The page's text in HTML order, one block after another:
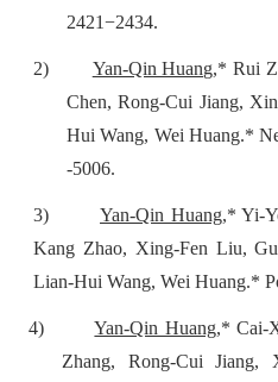
2421−2434.
2) Yan-Qin Huang,* Rui
Chen, Rong-Cui Jiang,
Hui Wang, Wei Huang.*
-5006.
3) Yan-Qin Huang,* Yi-
Kang Zhao, Xing-Fen Liu,
Lian-Hui Wang, Wei Huang.*
4) Yan-Qin Huang,* Cai-
Zhang, Rong-Cui Jiang,